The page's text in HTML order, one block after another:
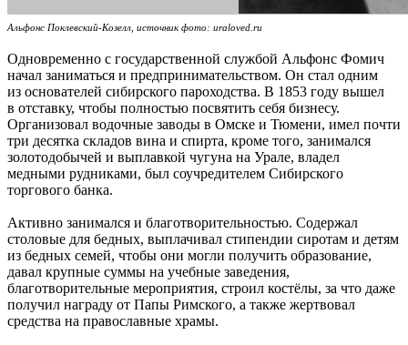
Альфонс Поклевский-Козелл, источник фото: uraloved.ru
Одновременно с государственной службой Альфонс Фомич
начал заниматься и предпринимательством. Он стал одним
из основателей сибирского пароходства. В 1853 году вышел
в отставку, чтобы полностью посвятить себя бизнесу.
Организовал водочные заводы в Омске и Тюмени, имел почти
три десятка складов вина и спирта, кроме того, занимался
золотодобычей и выплавкой чугуна на Урале, владел
медными рудниками, был соучредителем Сибирского
торгового банка.
Активно занимался и благотворительностью. Содержал
столовые для бедных, выплачивал стипендии сиротам и детям
из бедных семей, чтобы они могли получить образование,
давал крупные суммы на учебные заведения,
благотворительные мероприятия, строил костёлы, за что даже
получил награду от Папы Римского, а также жертвовал
средства на православные храмы.